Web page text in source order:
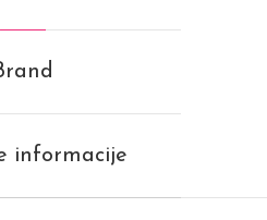
informacije